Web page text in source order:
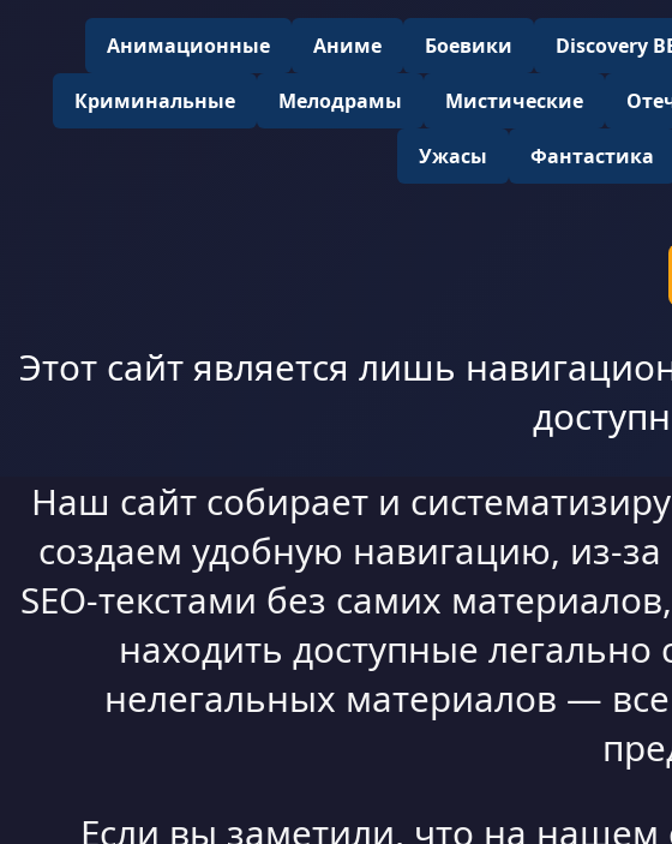
Анимационные Аниме Боевики Discovery
Криминальные Мелодрамы Мистические
Ужасы Фантастика
Этот сайт является лишь
Наш сайт собирает и
создаем удобную навигацию, из-
SEO-текстами без самих
находить доступные
нелегальных материалов —
Если вы заметили, что на нашем